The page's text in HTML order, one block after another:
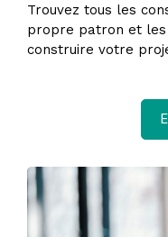
Trouvez tous les
propre patron et
construire votre